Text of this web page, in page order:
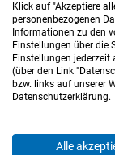
Impressum
Klick auf "Akzeptiere
personenbezogenen
Informationen zu den
Einstellungen über die
Einstellungen
(über den Link
bzw. links auf unserer
Datenschutzerklärung.
Alle